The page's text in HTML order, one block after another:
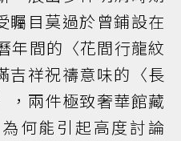
矚目莫過於曾鋪設在
年間的〈花間行龍紋
吉祥祝禱意味的〈長
，兩件極致奢華館藏
何能引起高度討論